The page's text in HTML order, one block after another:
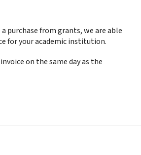
purchase from grants, we are able
for your academic institution.
on the same day as the